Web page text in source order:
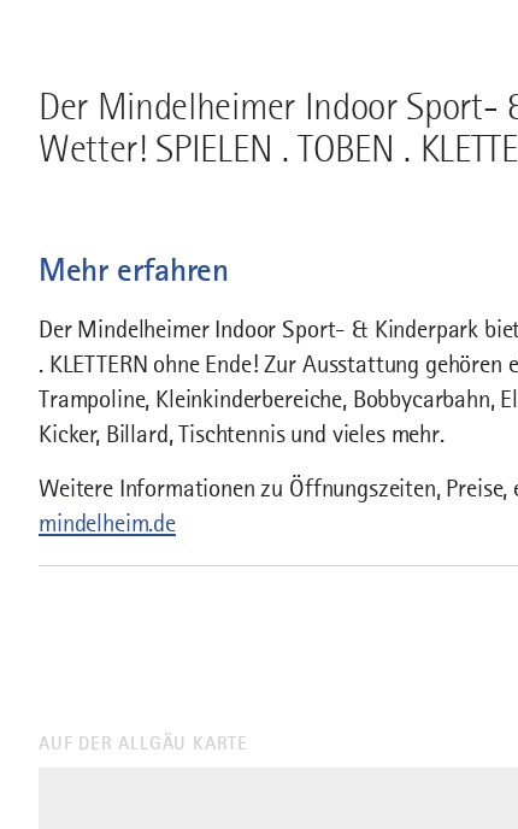
Der Mindelheimer Indoor Sport-
Wetter! SPIELEN . TOBEN .
Mehr erfahren
Der Mindelheimer Indoor Sport- & Kinderpark
. KLETTERN ohne Ende! Zur Ausstattung
Trampoline, Kleinkinderbereiche, Bobbycarbahn,
Kicker, Billard, Tischtennis und vieles mehr.
Weitere Informationen zu Öffnungszeiten,
mindelheim.de
AUF DER ALLGÄU KARTE